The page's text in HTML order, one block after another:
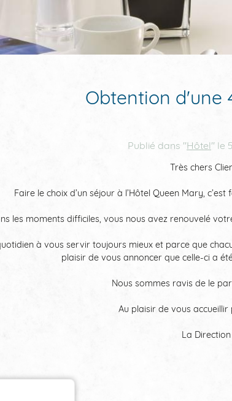
Obtention d'une
Publié dans "Hôtel" le
Très chers
Faire le choix d’un séjour à l’Hôtel Queen Mary,
les moments difficiles, vous nous avez renouvelé
à vous servir toujours mieux et parce que
plaisir de vous annoncer que celle-ci a
Nous sommes ravis de le
Au plaisir de vous accueillir
La Direction